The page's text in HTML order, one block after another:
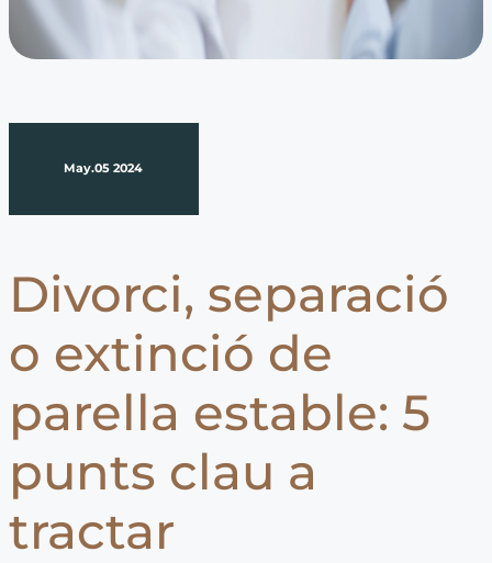
May.05 2024
Divorci, separació
o extinció de
parella estable: 5
punts clau a
tractar